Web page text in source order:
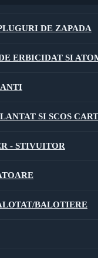
DE ZAPADA
ERBICIDAT SI
SI SCOS
- STIVUITOR
BALOTIERE